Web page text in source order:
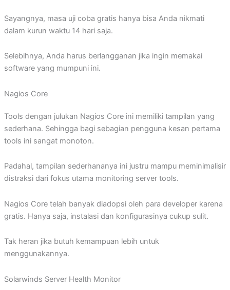
Sayangnya, masa uji coba gratis hanya bisa Anda nikmati
dalam kurun waktu 14 hari saja.
Selebihnya, Anda harus berlangganan jika ingin memakai
software yang mumpuni ini.
Nagios Core
Tools dengan julukan Nagios Core ini memiliki tampilan yang
sederhana. Sehingga bagi sebagian pengguna kesan pertama
tools ini sangat monoton.
Padahal, tampilan sederhananya ini justru mampu meminimalisir
distraksi dari fokus utama monitoring server tools.
Nagios Core telah banyak diadopsi oleh para developer karena
gratis. Hanya saja, instalasi dan konfigurasinya cukup sulit.
Tak heran jika butuh kemampuan lebih untuk
menggunakannya.
Solarwinds Server Health Monitor